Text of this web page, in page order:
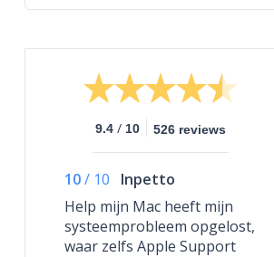
9.4 / 10 526 reviews
10/ 10
Inpetto
Help mijn Mac heeft mijn
systeemprobleem opgelost,
waar zelfs Apple Support